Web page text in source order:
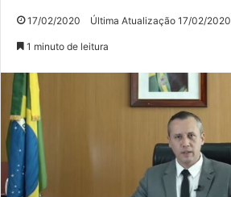
17/02/2020 Última Atualização 17/02/2020
1 minuto de leitura